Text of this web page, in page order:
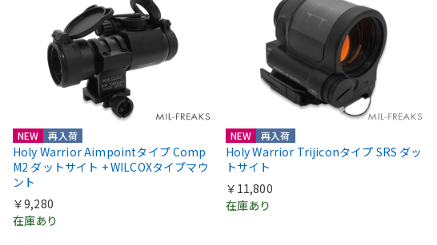
NEW 再入荷
Holy Warrior Aimpointタイプ Comp
M2 ダットサイト + WILCOXタイプマウ
ント
￥9,280
在庫あり
NEW 再入荷
Holy Warrior Trijiconタイプ SRS ダッ
トサイト
￥11,800
在庫あり